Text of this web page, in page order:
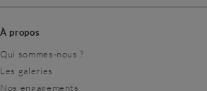
À propos
Qui sommes-nous ?
Les galeries
Nos engagements